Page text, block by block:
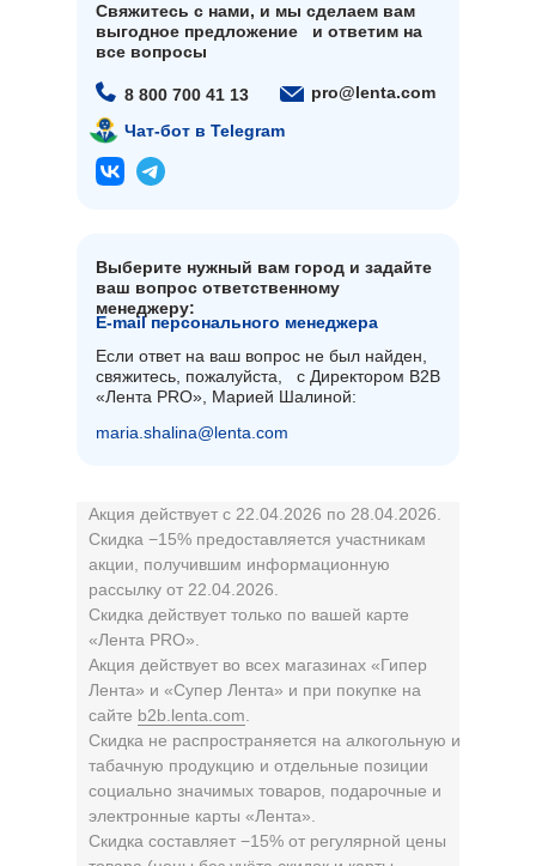
Свяжитесь с нами, и мы сделаем вам
выгодное предложение и ответим на
все вопросы
8 800 700 41 13 pro@lenta.com
maria.shalina@lenta.com
E-mail персонального менеджера
Если ответ на ваш вопрос не был найден,
свяжитесь, пожалуйста, с Директором B2B
«Лента PRO», Марией Шалиной:
Выберите нужный вам город и задайте
ваш вопрос ответственному
менеджеру:
Чат-бот в Telegram
Акция действует с 22.04.2026 по 28.04.2026.
Скидка −15% предоставляется участникам
акции, получившим информационную
рассылку от 22.04.2026.
Скидка действует только по вашей карте
«Лента PRO».
Акция действует во всех магазинах «Гипер
Лента» и «Супер Лента» и при покупке на
сайте b2b.lenta.com
Скидка не распространяется на алкогольную и
табачную продукцию и отдельные позиции
социально значимых товаров, подарочные и
электронные карты «Лента».
Скидка составляет −15% от регулярной цены